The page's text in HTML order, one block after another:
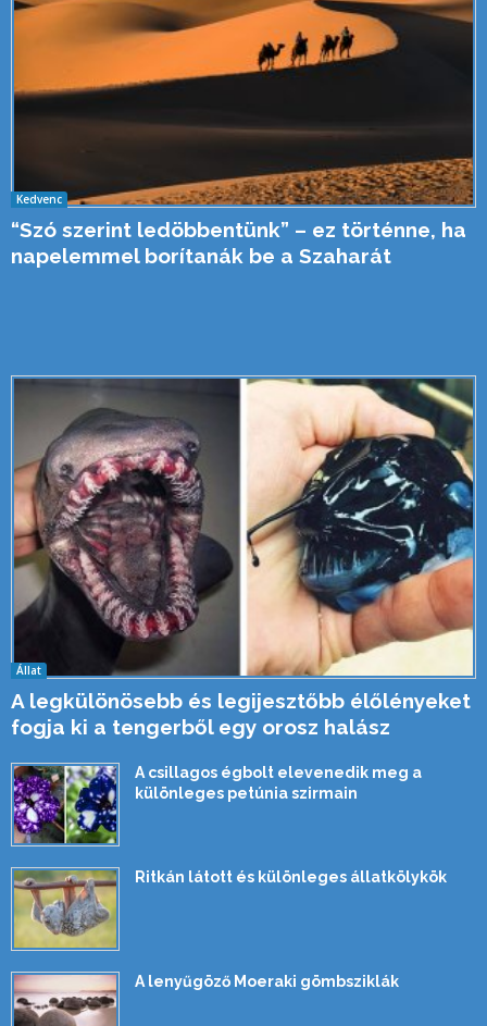
Kedvenc
“Szó szerint ledöbbentünk” – ez történne, ha
napelemmel borítanák be a Szaharát
Állat
A legkülönösebb és legijesztőbb élőlényeket
fogja ki a tengerből egy orosz halász
A csillagos égbolt elevenedik meg a
különleges petúnia szirmain
Ritkán látott és különleges állatkölykök
A lenyűgöző Moeraki gömbsziklák